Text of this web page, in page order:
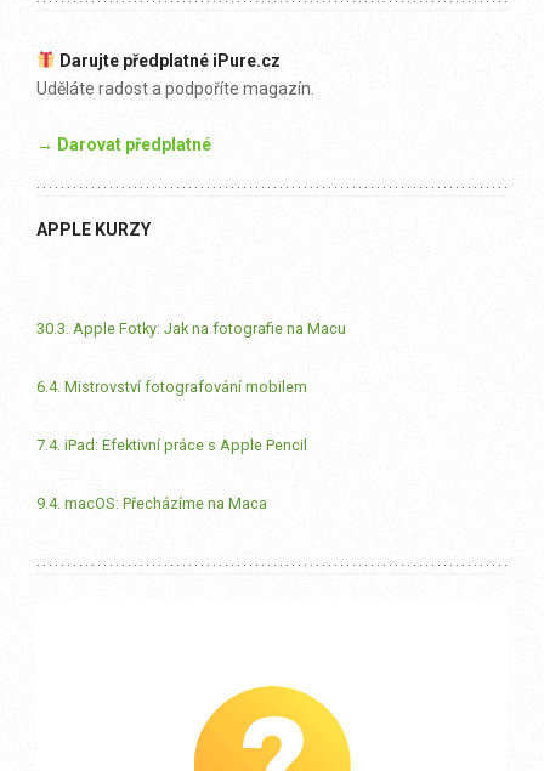
Darujte předplatné iPure.cz
Uděláte radost a podpoříte magazín.
→ Darovat předplatné
APPLE KURZY
30.3. Apple Fotky: Jak na fotografie na Macu
6.4. Mistrovství fotografování mobilem
7.4. iPad: Efektivní práce s Apple Pencil
9.4. macOS: Přecházíme na Maca